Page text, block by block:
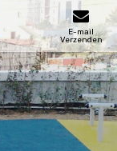
E-mail
Verzenden